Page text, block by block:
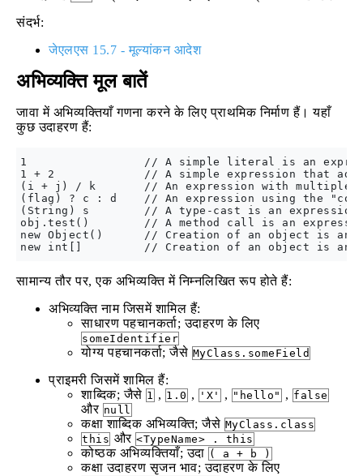
संदर्भ:
जेएलएस 15.7 - मूल्यांकन आदेश
अभिव्यक्ति मूल बातें
जावा में अभिव्यक्तियाँ गणना करने के लिए प्राथमिक निर्माण हैं। यहाँ
कुछ उदाहरण हैं:
1                 // A simple literal is an
1 + 2             // A simple expression that adds
(i + j) / k       // An expression with multiple
(flag) ? c : d    // An expression using the
(String) s        // A type-cast is an expression
obj.test()        // A method call is an
new Object()      // Creation of an object is an
सामान्य तौर पर, एक अभिव्यक्ति में निम्नलिखित रूप होते हैं:
अभिव्यक्ति नाम जिसमें शामिल हैं:
साधारण पहचानकर्ता; उदाहरण के लिए
someIdentifier
योग्य पहचानकर्ता; जैसे MyClass.someField
प्राइमरी जिसमें शामिल हैं:
शाब्दिक; जैसे 1 , 1.0 , 'X' , "hello" , false
और null
कक्षा शाब्दिक अभिव्यक्ति; जैसे MyClass.class
this और <TypeName> . this
कोष्ठक अभिव्यक्तियाँ; उदा ( a + b )
कक्षा उदाहरण सृजन भाव; उदाहरण के लिए